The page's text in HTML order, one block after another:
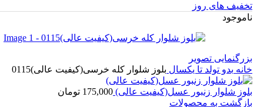
تخفیف های روز
ناموجود
بزرگنمایی تصویر
خانه بدو تولد تا یکسال بلوز شلوار کله خرسی(کیفیت عالی)0115
بلوز شلوار زنبور عسل(کیفیت عالی) 175,000 تومان
بازگشت به محصولات